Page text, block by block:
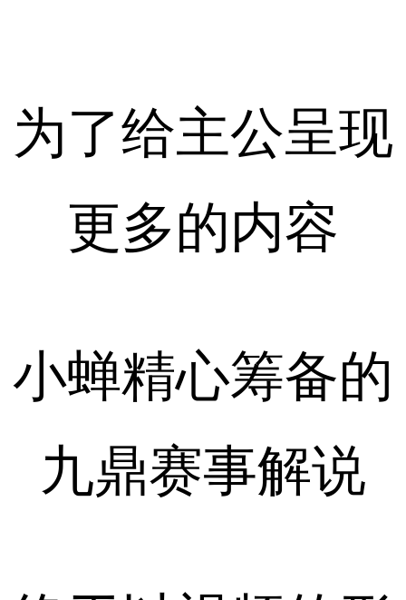
为了给主公呈现
更多的内容
小蝉精心筹备的
九鼎赛事解说